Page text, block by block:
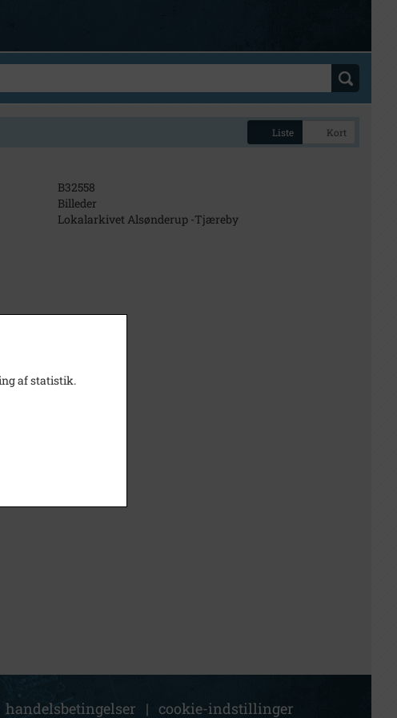
Liste Kort
B32558
Billeder
Lokalarkivet Alsønderup -Tjæreby
handelsbetingelser | cookie-indstillinger
af statistik.